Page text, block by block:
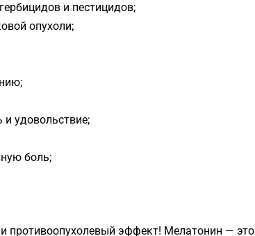
и пестицидов;
опухоли;
и удовольствие;
боль;
противоопухолевый эффект! Мелатонин — это